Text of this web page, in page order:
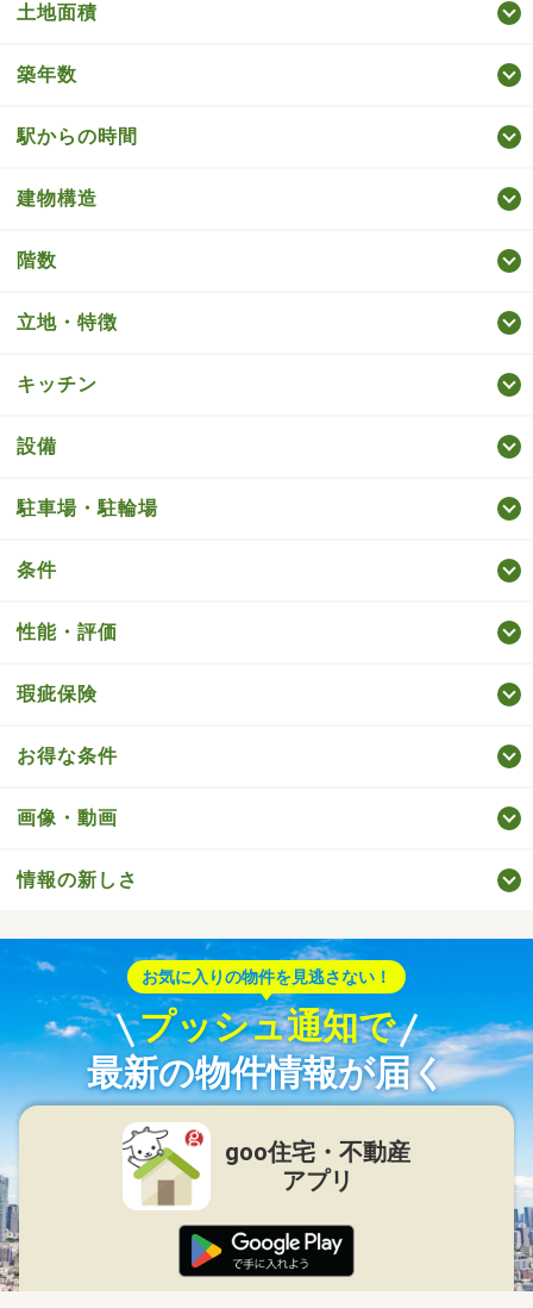
土地面積
築年数
駅からの時間
建物構造
階数
立地・特徴
キッチン
設備
駐車場・駐輪場
条件
性能・評価
瑕疵保険
お得な条件
画像・動画
情報の新しさ
お気に入りの物件を見逃さない！
プッシュ通知で
最新の物件情報が届く
goo住宅・不動産
アプリ